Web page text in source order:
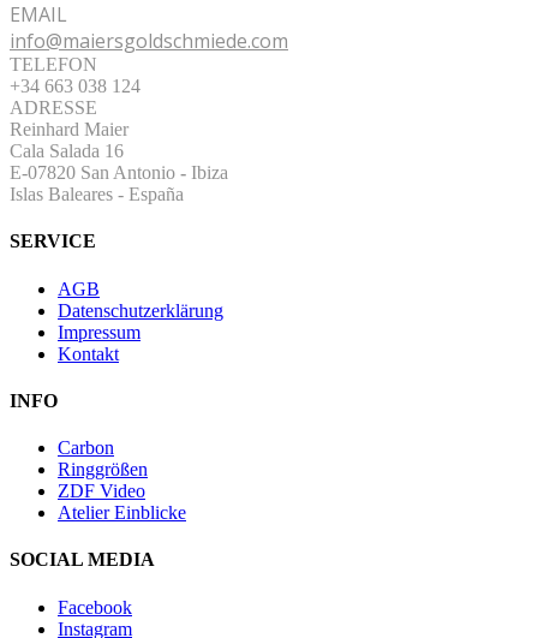
EMAIL
info@maiersgoldschmiede.com
TELEFON
+34 663 038 124
ADRESSE
Reinhard Maier
Cala Salada 16
E-07820 San Antonio - Ibiza
Islas Baleares - España
SERVICE
AGB
Datenschutzerklärung
Impressum
Kontakt
INFO
Carbon
Ringgrößen
ZDF Video
Atelier Einblicke
SOCIAL MEDIA
Facebook
Instagram